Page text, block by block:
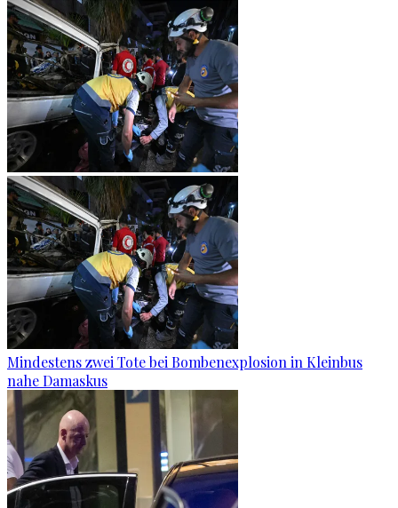
Mindestens zwei Tote bei Bombenexplosion in Kleinbus
nahe Damaskus